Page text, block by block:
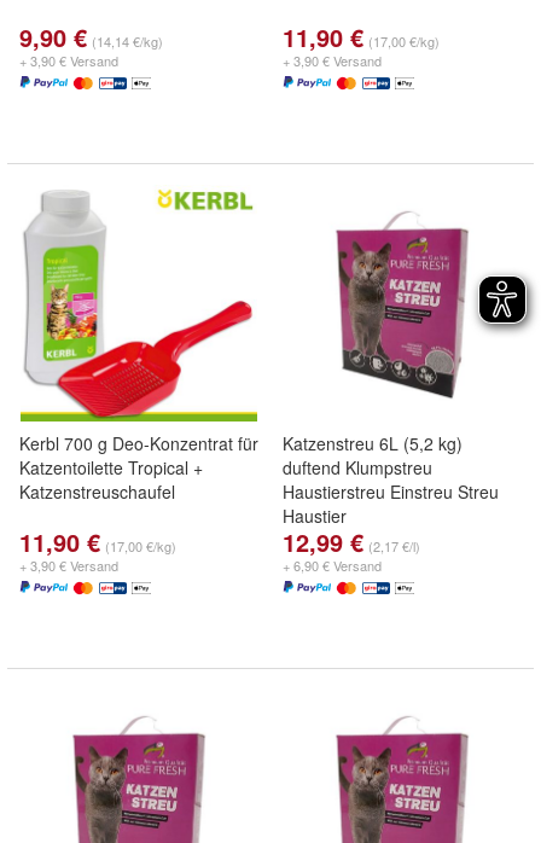
9,90 € (14,14 €/kg)
+ 3,90 € Versand
11,90 € (17,00 €/kg)
+ 3,90 € Versand
Kerbl 700 g Deo-Konzentrat für
Katzentoilette Tropical +
Katzenstreuschaufel
11,90 € (17,00 €/kg)
+ 3,90 € Versand
Katzenstreu 6L (5,2 kg)
duftend Klumpstreu
Haustierstreu Einstreu Streu
Haustier
12,99 € (2,17 €/l)
+ 6,90 € Versand